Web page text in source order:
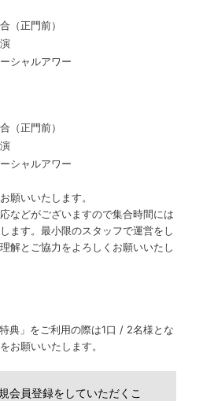
（正門前）
シャルアワー
（正門前）
シャルアワー
願いいたします。
などがございますので集合時間には
ます。最小限のスタッフで運営をし
解とご協力をよろしくお願いいたし
典」をご利用の際は1口 / 2名様とな
お願いいたします。
会員登録をしていただくこ